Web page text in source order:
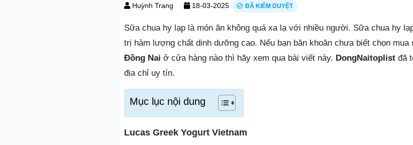
Huỳnh Trang 18-03-2025 ĐÃ KIỂM DUYỆT
Sữa chua hy lạp là món ăn không quá xa lạ với nhiều người. Sữa chua hy
trị hàm lượng chất dinh dưỡng cao. Nếu bạn băn khoăn chưa biết chọn mua
Đồng Nai ở cửa hàng nào thì hãy xem qua bài viết này. DongNaitoplist đã
địa chỉ uy tín.
Mục lục nội dung
Lucas Greek Yogurt Vietnam